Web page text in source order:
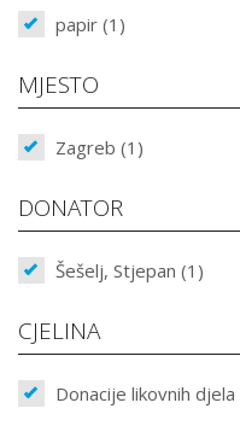
papir (1)
MJESTO
Zagreb (1)
DONATOR
Šešelj, Stjepan (1)
CJELINA
Donacije likovnih